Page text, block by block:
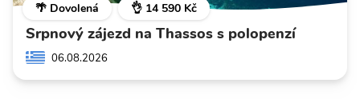
🌴 Dovolená 👌 14 590 Kč
Srpnový zájezd na Thassos s polopenzí
06.08.2026